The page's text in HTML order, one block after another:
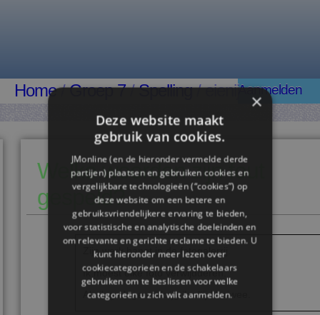
Home/Groep 7/Spelling/ eienijAanmelden
Welke woorden zijn fout
gespeld?
Zijn werk hangt in de fotogalerrij.
Ik moest elke foto verwijdderen.
Als ik ga logeren krijg ik altijd heiwee.
×
Deze website maakt
gebruik van cookies.
JMonline (en de hieronder vermelde derde
partijen) plaatsen en gebruiken cookies en
vergelijkbare technologieën (“cookies”) op
deze website om een ​​betere en
gebruiksvriendelijkere ervaring te bieden,
voor statistische en analytische doeleinden en
om relevante en gerichte reclame te bieden. U
kunt hieronder meer lezen over
cookiecategorieën en de schakelaars
gebruiken om te beslissen voor welke
categorieën u zich wilt aanmelden.